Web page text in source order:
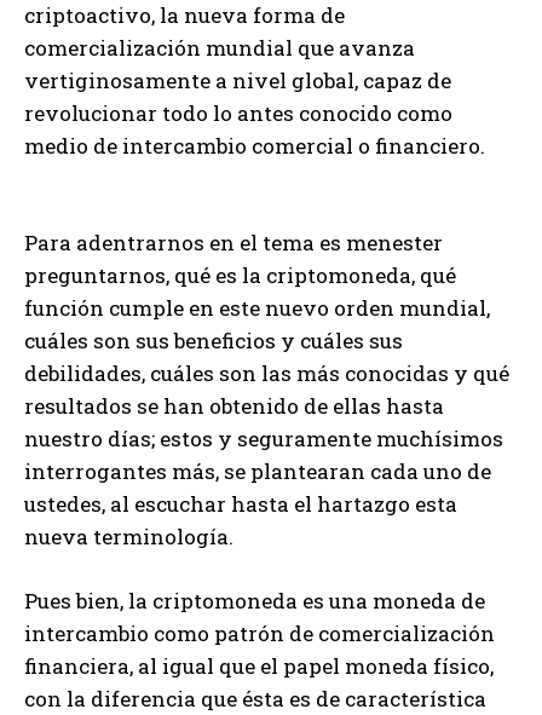
criptoactivo, la nueva forma de
comercialización mundial que avanza
vertiginosamente a nivel global, capaz de
revolucionar todo lo antes conocido como
medio de intercambio comercial o financiero.
Para adentrarnos en el tema es menester
preguntarnos, qué es la criptomoneda, qué
función cumple en este nuevo orden mundial,
cuáles son sus beneficios y cuáles sus
debilidades, cuáles son las más conocidas y qué
resultados se han obtenido de ellas hasta
nuestro días; estos y seguramente muchísimos
interrogantes más, se plantearan cada uno de
ustedes, al escuchar hasta el hartazgo esta
nueva terminología.
Pues bien, la criptomoneda es una moneda de
intercambio como patrón de comercialización
financiera, al igual que el papel moneda físico,
con la diferencia que ésta es de característica